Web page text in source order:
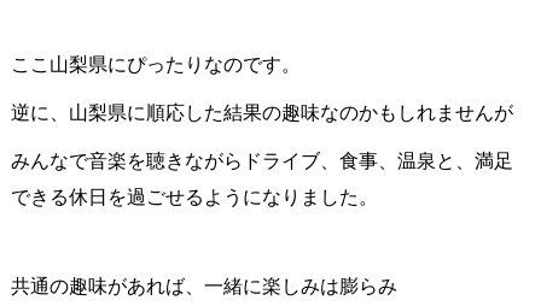
ここ山梨県にぴったりなのです。
逆に、山梨県に順応した結果の趣味なのかもしれませんが
みんなで音楽を聴きながらドライブ、食事、温泉と、満足
できる休日を過ごせるようになりました。
共通の趣味があれば、一緒に楽しみは膨らみ